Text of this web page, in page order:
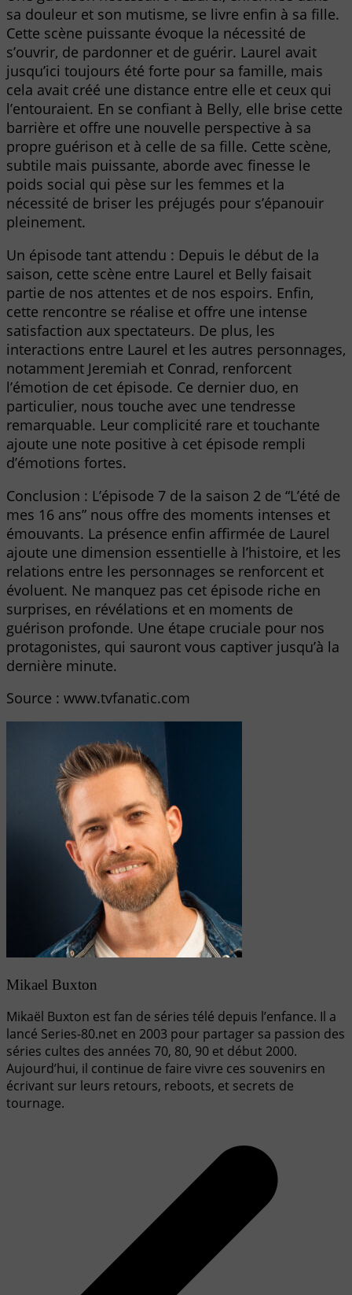
sa douleur et son mutisme, se livre enfin à sa fille.
Cette scène puissante évoque la nécessité de
s’ouvrir, de pardonner et de guérir. Laurel avait
jusqu’ici toujours été forte pour sa famille, mais
cela avait créé une distance entre elle et ceux qui
l’entouraient. En se confiant à Belly, elle brise cette
barrière et offre une nouvelle perspective à sa
propre guérison et à celle de sa fille. Cette scène,
subtile mais puissante, aborde avec finesse le
poids social qui pèse sur les femmes et la
nécessité de briser les préjugés pour s’épanouir
pleinement.
Un épisode tant attendu : Depuis le début de la
saison, cette scène entre Laurel et Belly faisait
partie de nos attentes et de nos espoirs. Enfin,
cette rencontre se réalise et offre une intense
satisfaction aux spectateurs. De plus, les
interactions entre Laurel et les autres personnages,
notamment Jeremiah et Conrad, renforcent
l’émotion de cet épisode. Ce dernier duo, en
particulier, nous touche avec une tendresse
remarquable. Leur complicité rare et touchante
ajoute une note positive à cet épisode rempli
d’émotions fortes.
Conclusion : L’épisode 7 de la saison 2 de “L’été de
mes 16 ans” nous offre des moments intenses et
émouvants. La présence enfin affirmée de Laurel
ajoute une dimension essentielle à l’histoire, et les
relations entre les personnages se renforcent et
évoluent. Ne manquez pas cet épisode riche en
surprises, en révélations et en moments de
guérison profonde. Une étape cruciale pour nos
protagonistes, qui sauront vous captiver jusqu’à la
dernière minute.
Source : www.tvfanatic.com
Mikael Buxton
Mikaël Buxton est fan de séries télé depuis l’enfance. Il a
lancé Series-80.net en 2003 pour partager sa passion des
séries cultes des années 70, 80, 90 et début 2000.
Aujourd’hui, il continue de faire vivre ces souvenirs en
écrivant sur leurs retours, reboots, et secrets de
tournage.